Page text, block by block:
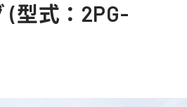
(型式：2PG-